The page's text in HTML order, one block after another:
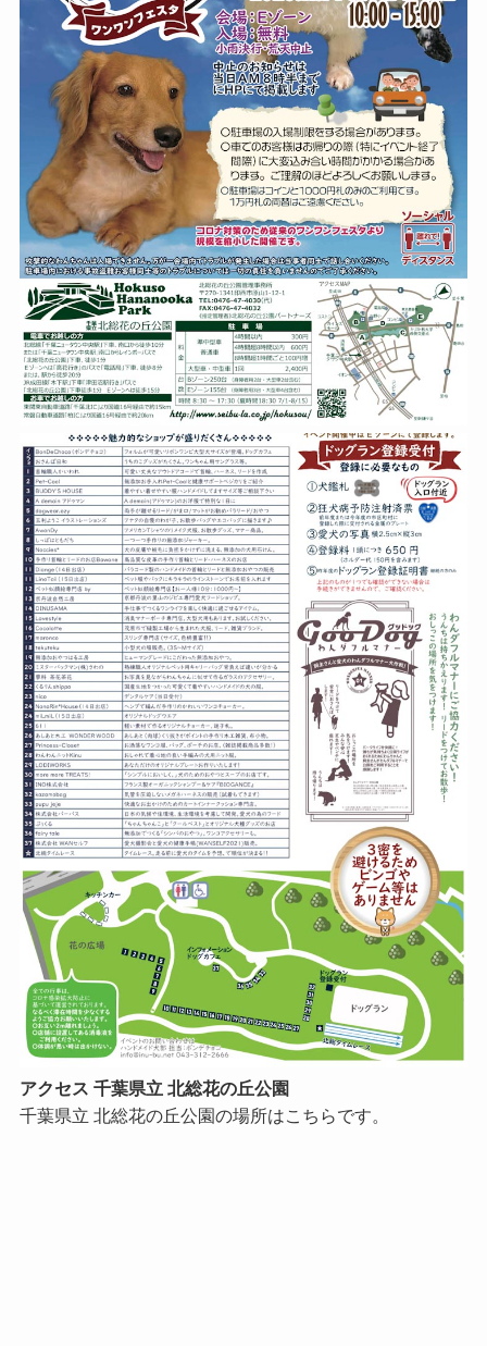
アクセス 千葉県立 北総花の丘公園
千葉県立 北総花の丘公園の場所はこちらです。